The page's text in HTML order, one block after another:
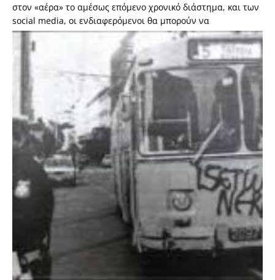
στον «αέρα» το αμέσως επόμενο χρονικό διάστημα, και των
social media, οι ενδιαφερόμενοι θα μπορούν να